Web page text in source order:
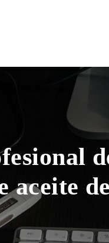
aceite